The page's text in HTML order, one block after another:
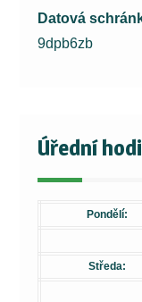
Datová
9dpb6zb
Úřední
Pondělí:
Středa: